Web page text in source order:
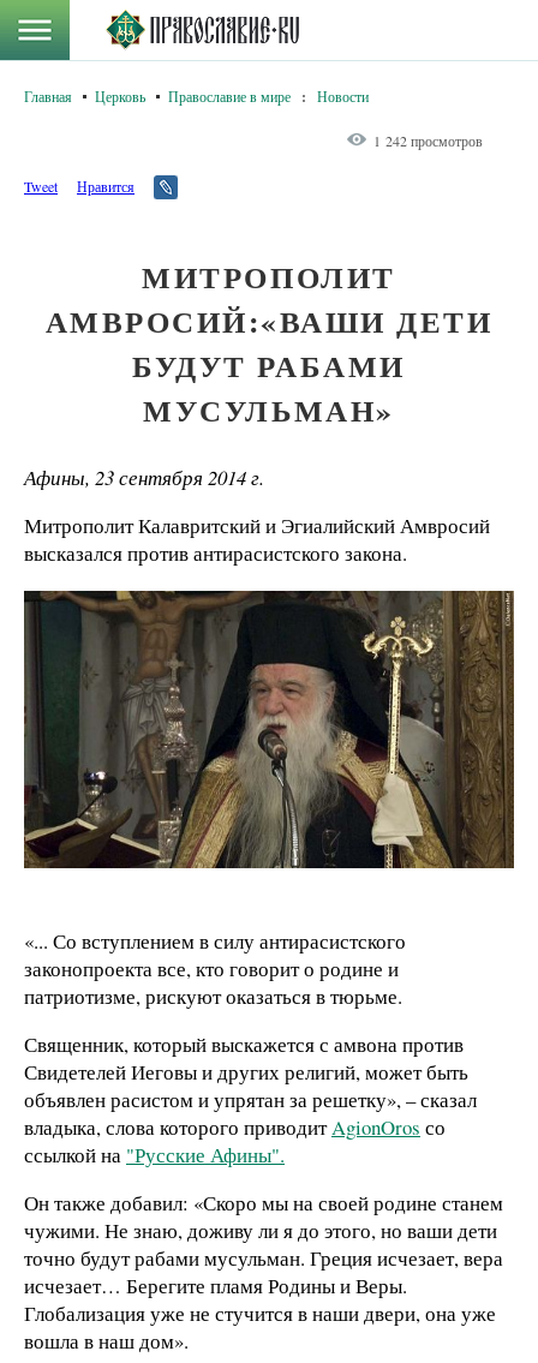
Главная Церковь Православие в мире : Новости
1 242 просмотров
Tweet Нравится
МИТРОПОЛИТ
АМВРОСИЙ:«ВАШИ ДЕТИ
БУДУТ РАБАМИ
МУСУЛЬМАН»
Афины, 23 сентября 2014 г.
Митрополит Калавритский и Эгиалийский Амвросий
высказался против антирасистского закона.
«... Со вступлением в силу антирасистского
законопроекта все, кто говорит о родине и
патриотизме, рискуют оказаться в тюрьме.
Священник, который выскажется с амвона против
Свидетелей Иеговы и других религий, может быть
объявлен расистом и упрятан за решетку», – сказал
владыка, слова которого приводитAgionOros со
ссылкой на "Русские Афины".
Он также добавил: «Скоро мы на своей родине станем
чужими. Не знаю, доживу ли я до этого, но ваши дети
точно будут рабами мусульман. Греция исчезает, вера
исчезает… Берегите пламя Родины и Веры.
Глобализация уже не стучится в наши двери, она уже
вошла в наш дом».